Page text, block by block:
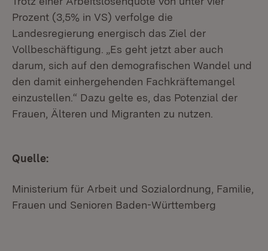
Prozent (3,5% in VS) verfolge die
Landesregierung energisch das Ziel der
Vollbeschäftigung. „Es geht jetzt aber auch
darum, sich auf den demografischen Wandel und
den damit einhergehenden Fachkräftemangel
einzustellen.“ Dazu gelte es, das Potenzial der
Frauen, Älteren und Migranten zu nutzen.
Quelle:
Ministerium für Arbeit und Sozialordnung, Familie,
Frauen und Senioren Baden-Württemberg